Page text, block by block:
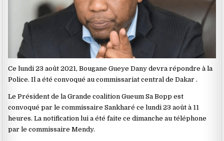
Ce lundi 23 août 2021, Bougane Gueye Dany devra répondre à la
Police. Il a été convoqué au commissariat central de Dakar .
Le Président de la Grande coalition Gueum Sa Bopp est
convoqué par le commissaire Sankharé ce lundi 23 août à 11
heures. La notification lui a été faite ce dimanche au téléphone
par le commissaire Mendy.